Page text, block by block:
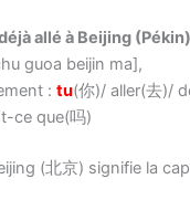
allé à Beijing
guoa beijin ma],
:tu(你)/ aller(去)/
ce que(吗)
(北京) signifie la